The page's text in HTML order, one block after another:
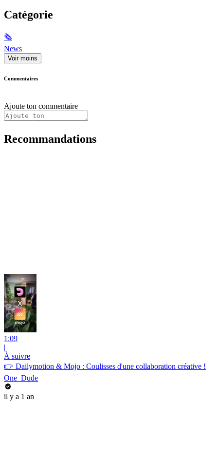
Catégorie
🗞
News
Voir moins
Commentaires
Ajoute ton commentaire
Recommandations
1:09
|
À suivre
👉 Dailymotion & Mojo : Coulisses d'une collaboration créative !
One_Dude
il y a 1 an